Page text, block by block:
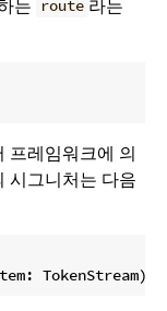
는
route 라는
프레임워크에 의
시그니처는 다음
TokenStream) -